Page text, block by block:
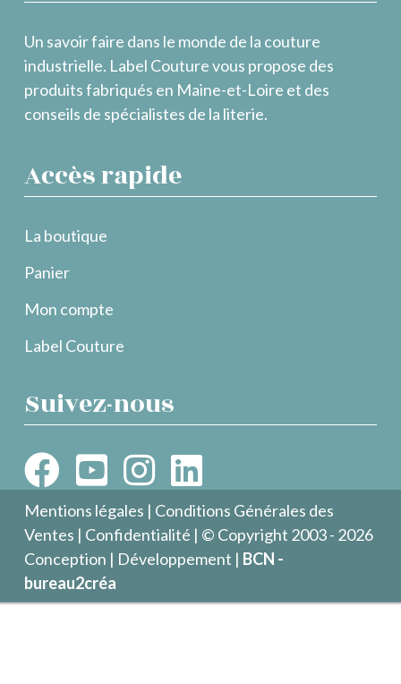
Un savoir faire dans le monde de la couture
industrielle. Label Couture vous propose des
produits fabriqués en Maine-et-Loire et des
conseils de spécialistes de la literie.
Accès rapide
La boutique
Panier
Mon compte
Label Couture
Suivez-nous
Mentions légales | Conditions Générales des
Ventes | Confidentialité | © Copyright 2003 - 2026
Conception | Développement | BCN -
bureau2créa